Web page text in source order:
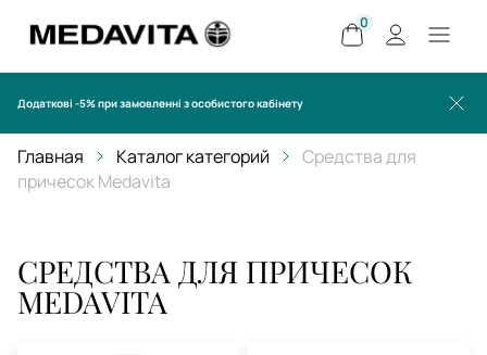
0
Додаткові -5% при замовленні з особистого кабінету
Главная Каталог категорий
Средства для
причесок Medavita
СРЕДСТВА ДЛЯ ПРИЧЕСОК
MEDAVITA